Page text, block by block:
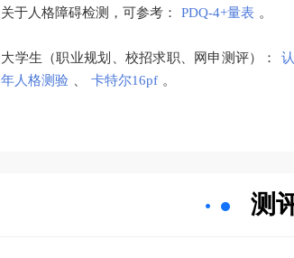
关于人格障碍检测，可参考：
PDQ-4+量表 。
大学生（职业规划、校招求职、网申测评）：
年人格测验
卡特尔16pf 。
测